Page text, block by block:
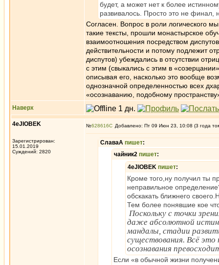
будет, а может нет к более
развивалось. Просто это не
Согласен. Вопрос в роли логического
такие тексты, прошли монастырское
взаимоотношения посредством
действительности и потому подлежит
диспутов) убеждались в отсутствии
с этим (свыкались с этим в
описывая его, насколько это вообще
однозначной определенностью всех
«осознаванию, подобному
Наверх
4eJIOBEK
Зарегистрирован:
15.01.2019
Суждений: 2820
№628616 Добавлено: Пт 09 Июн 23, 10:08 (3 года
СлаваА пишет:
чайник2 пишет:
4eJIOBEK пишет:
Кроме того,ну получил ты
неправильное
обскакать ближнего
Тем более понявшие кое
Поскольку с точки
даже абсолютной
мандалы, стадии
существования. Всё
осознавания
Если «в обычной жизни